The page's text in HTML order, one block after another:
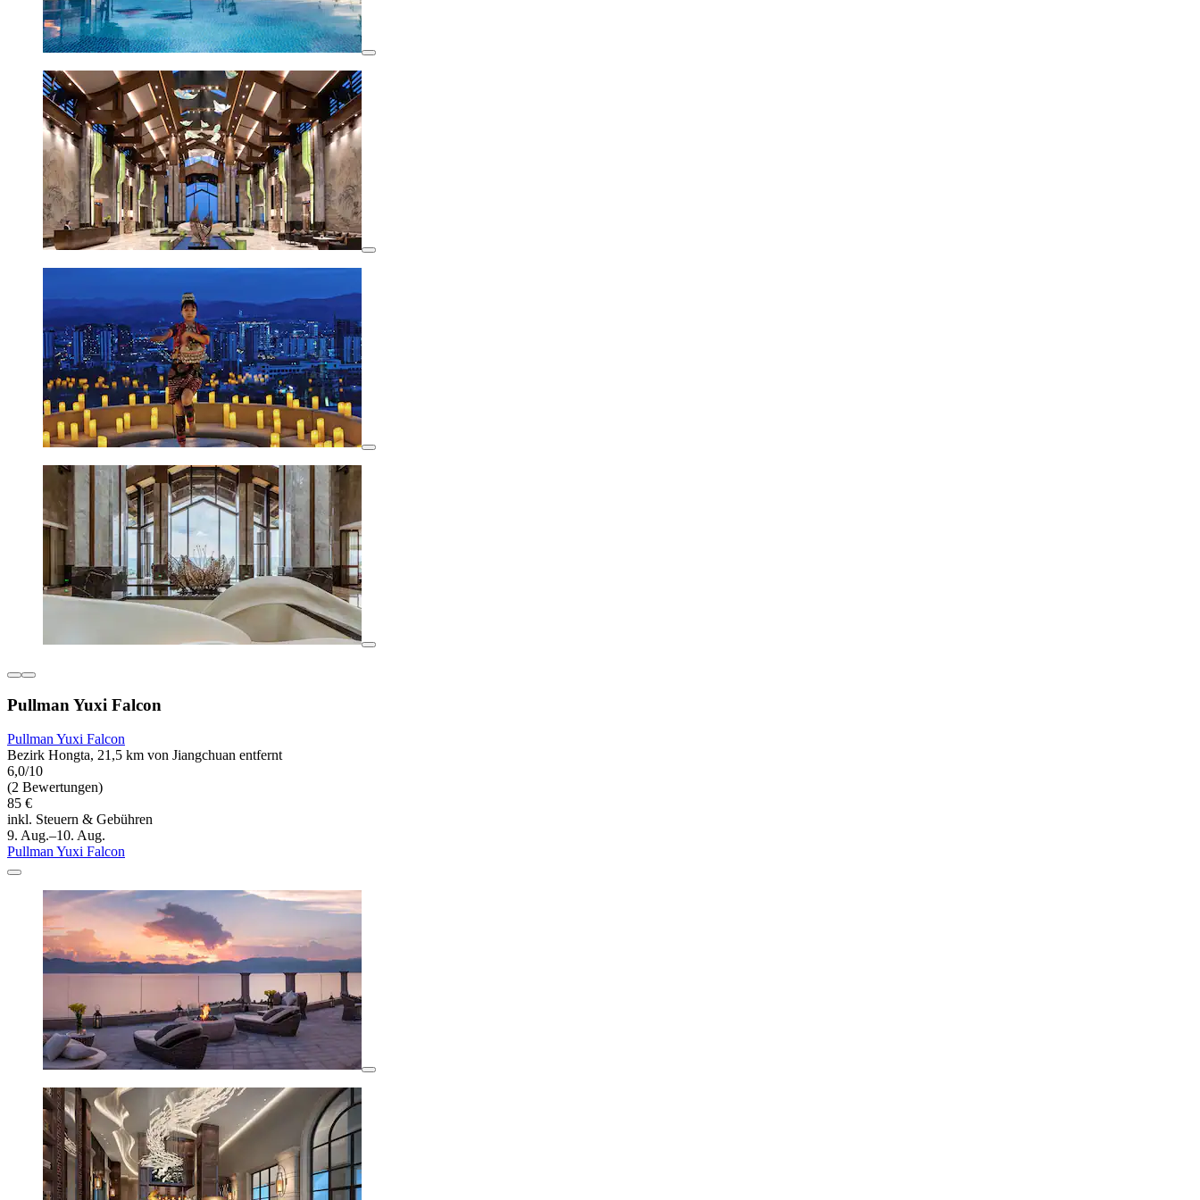
Pullman Yuxi Falcon
Pullman Yuxi Falcon
Bezirk Hongta, 21,5 km von Jiangchuan entfernt
6,0/10
(2 Bewertungen)
85 €
inkl. Steuern & Gebühren
9. Aug.–10. Aug.
Pullman Yuxi Falcon